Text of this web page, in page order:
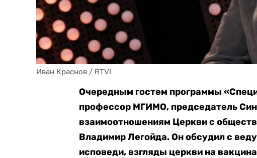
Иван Краснов / RTVI
Очередным гостем программы
профессор МГИМО, председатель
взаимоотношениям Церкви с
Владимир Легойда. Он обсудил с
исповеди, взгляды церкви на